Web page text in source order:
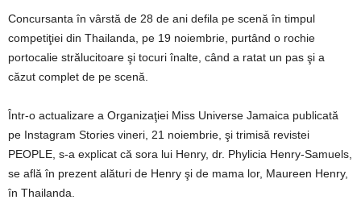
Concursanta în vârstă de 28 de ani defila pe scenă în timpul
competiţiei din Thailanda, pe 19 noiembrie, purtând o rochie
portocalie strălucitoare şi tocuri înalte, când a ratat un pas şi a
căzut complet de pe scenă.
Într-o actualizare a Organizaţiei Miss Universe Jamaica publicată
pe Instagram Stories vineri, 21 noiembrie, şi trimisă revistei
PEOPLE, s-a explicat că sora lui Henry, dr. Phylicia Henry-Samuels,
se află în prezent alături de Henry şi de mama lor, Maureen Henry,
în Thailanda.